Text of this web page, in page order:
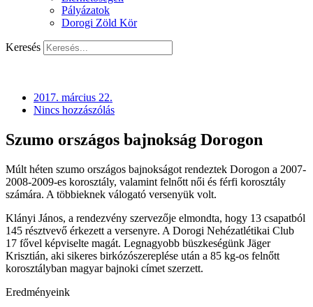
Pályázatok
Dorogi Zöld Kör
Keresés
2017. március 22.
Nincs hozzászólás
Szumo országos bajnokság Dorogon
Múlt héten szumo országos bajnokságot rendeztek Dorogon a 2007-
2008-2009-es korosztály, valamint felnőtt női és férfi korosztály
számára. A többieknek válogató versenyük volt.
Klányi János, a rendezvény szervezője elmondta, hogy 13 csapatból
145 résztvevő érkezett a versenyre. A Dorogi Nehézatlétikai Club
17 fővel képviselte magát. Legnagyobb büszkeségünk Jäger
Krisztián, aki sikeres birkózószereplése után a 85 kg-os felnőtt
korosztályban magyar bajnoki címet szerzett.
Eredményeink